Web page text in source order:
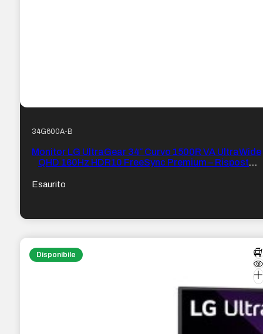
34G600A-B
Monitor LG UltraGear 34″ Curvo 1500R VA UltraWide
QHD 160Hz HDR10 FreeSync Premium – Risposta
inclinabile – 21:9 – HDMI – VESA 100x100mm
Esaurito
Disponibile